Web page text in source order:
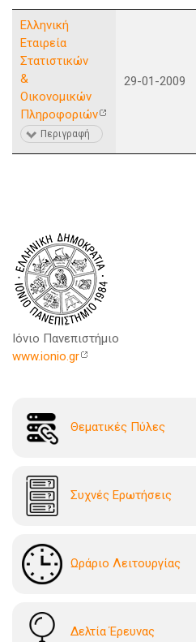
Ελληνική
Εταιρεία
Στατιστικών
&
Οικονομικών
Πληροφοριών
Περιγραφή
29-01-2009
Ιόνιο Πανεπιστήμιο
www.ionio.gr
Θεματικές Πύλες
Συχνές Ερωτήσεις
Ωράριο Λειτουργίας
Δελτία Έρευνας